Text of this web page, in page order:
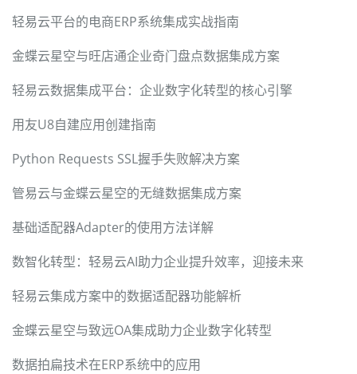
轻易云平台的电商ERP系统集成实战指南
金蝶云星空与旺店通企业奇门盘点数据集成方案
轻易云数据集成平台：企业数字化转型的核心引擎
用友U8自建应用创建指南
Python Requests SSL握手失败解决方案
管易云与金蝶云星空的无缝数据集成方案
基础适配器Adapter的使用方法详解
数智化转型：轻易云AI助力企业提升效率，迎接未来
轻易云集成方案中的数据适配器功能解析
金蝶云星空与致远OA集成助力企业数字化转型
数据拍扁技术在ERP系统中的应用